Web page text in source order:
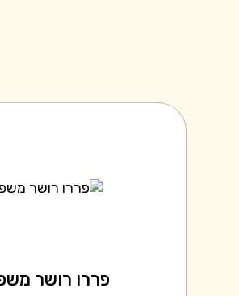
פררו רושר